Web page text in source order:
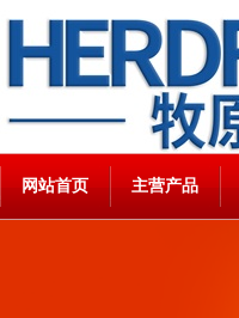
网站首页 主营产品